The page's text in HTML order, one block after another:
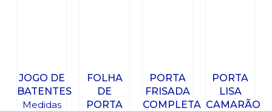
JOGO DE
BATENTES
Medidas
FOLHA
DE
PORTA
PORTA
FRISADA
COMPLETA
PORTA
LISA
CAMARÃO